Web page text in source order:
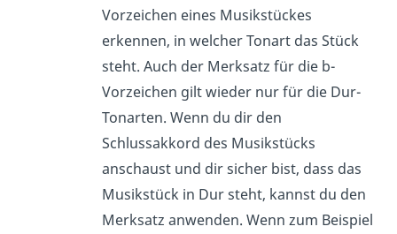
Vorzeichen eines Musikstückes
erkennen, in welcher Tonart das Stück
steht. Auch der Merksatz für die b-
Vorzeichen gilt wieder nur für die Dur-
Tonarten. Wenn du dir den
Schlussakkord des Musikstücks
anschaust und dir sicher bist, dass das
Musikstück in Dur steht, kannst du den
Merksatz anwenden. Wenn zum Beispiel